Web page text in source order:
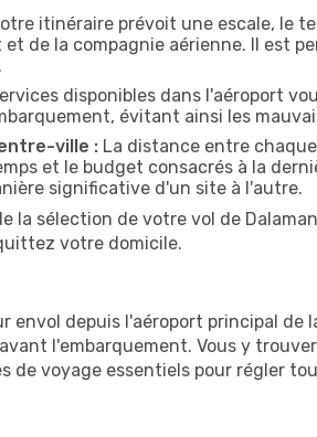
itinéraire prévoit une escale, le
de la compagnie aérienne. Il est
disponibles dans l'aéroport
évitant ainsi les
ville : La distance entre
et le budget consacrés à la
significative d'un site à l'autre.
la sélection de votre vol de
votre domicile.
envol depuis l'aéroport principal
l'embarquement. Vous y
de voyage essentiels pour régler